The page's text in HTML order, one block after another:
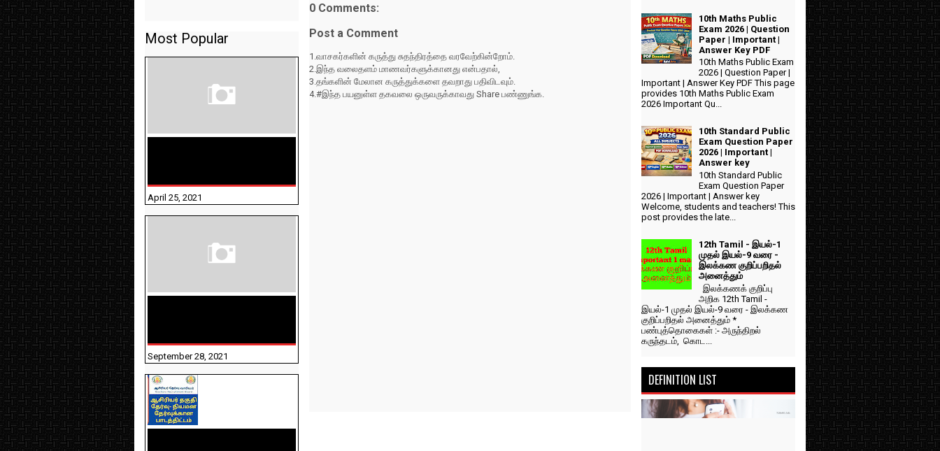
0 Comments:
Post a Comment
1.வாசகர்களின் கருத்து சுதந்திரத்தை வரவேற்கின்றோம்.
2.இந்த வலைதளம் மாணவர்களுக்கானது என்பதால்,
3.தங்களின் மேலான கருத்துக்களை தவறாது பதிவிடவும்.
4.#இந்த பயனுள்ள தகவலை ஒருவருக்காவது Share பண்ணுங்க.
Most Popular
April 25, 2021
September 28, 2021
10th Maths Public
Exam 2026 | Question
Paper | Important |
Answer Key PDF
10th Maths Public Exam
2026 | Question Paper |
Important | Answer Key PDF This page
provides 10th Maths Public Exam
2026 Important Qu...
10th Standard Public
Exam Question Paper
2026 | Important |
Answer key
10th Standard Public
Exam Question Paper
2026 | Important | Answer key
Welcome, students and teachers! This
post provides the late...
12th Tamil - இயல்-1
முதல் இயல்-9 வரை -
இலக்கண குறிப்பறிதல்
அனைத்தும்
இலக்கணக் குறிப்பு
அறிக 12th Tamil -
இயல்-1 முதல் இயல்-9 வரை - இலக்கண
குறிப்பறிதல் அனைத்தும் *
பண்புத்தொகைகள் :- அருந்திறல்
கருந்தடம், கொட...
DEFINITION LIST